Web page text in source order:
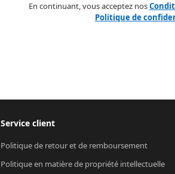
En continuant, vous acceptez nos
Politique de
Service client
Politique de retour et de remboursement
Politique en matière de propriété intellectuelle